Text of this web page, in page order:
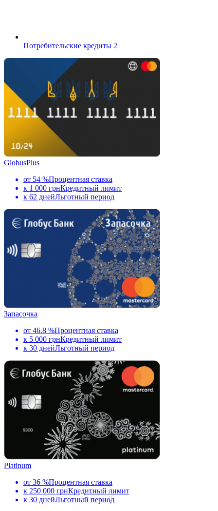
Потребительские кредиты 2
GlobusPlus
от 54 %Процентная ставка
к 1 000 грнКредитный лимит
к 62 днейЛьготный период
Запасочка
от 46.8 %Процентная ставка
к 5 000 грнКредитный лимит
к 30 днейЛьготный период
Platinum
от 36 %Процентная ставка
к 250 000 грнКредитный лимит
к 30 днейЛьготный период